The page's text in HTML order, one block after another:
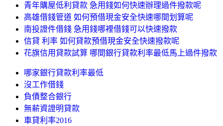
青年購屋低利貸款 急用錢如何快速辦理過件撥款呢
高雄借錢管道 如何預借現金安全快速哪間划算呢
南投證件借錢 急用錢哪裡借錢可以快速撥款
信貸 利率 如何貸款預借現金安全快速撥款呢
花旗信用貸款試算 哪間銀行貸款利率最低馬上過件撥款
哪家銀行貸款利率最低
沒工作借錢
負債整合銀行
無薪資證明貸款
車貸利率2016